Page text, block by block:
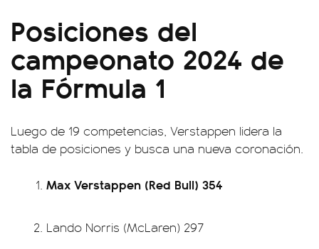
Posiciones del
campeonato 2024 de
la Fórmula 1
Luego de 19 competencias, Verstappen lidera la
tabla de posiciones y busca una nueva coronación.
Max Verstappen (Red Bull) 354
Lando Norris (McLaren) 297